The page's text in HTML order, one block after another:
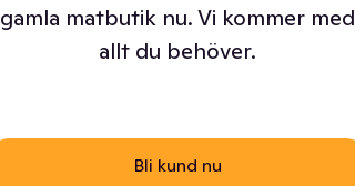
gamla matbutik nu. Vi kommer med
allt du behöver.
Bli kund nu